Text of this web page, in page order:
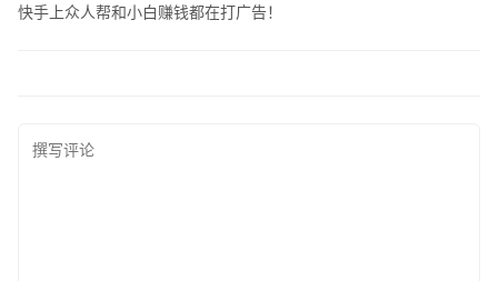
快手上众人帮和小白赚钱都在打广告！